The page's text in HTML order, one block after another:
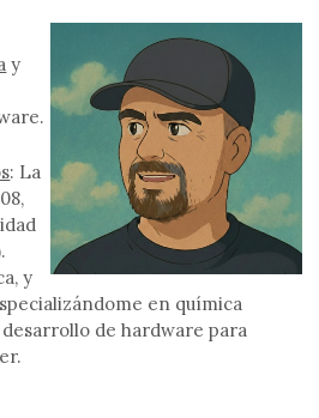
y
: La
y
en química
de hardware para